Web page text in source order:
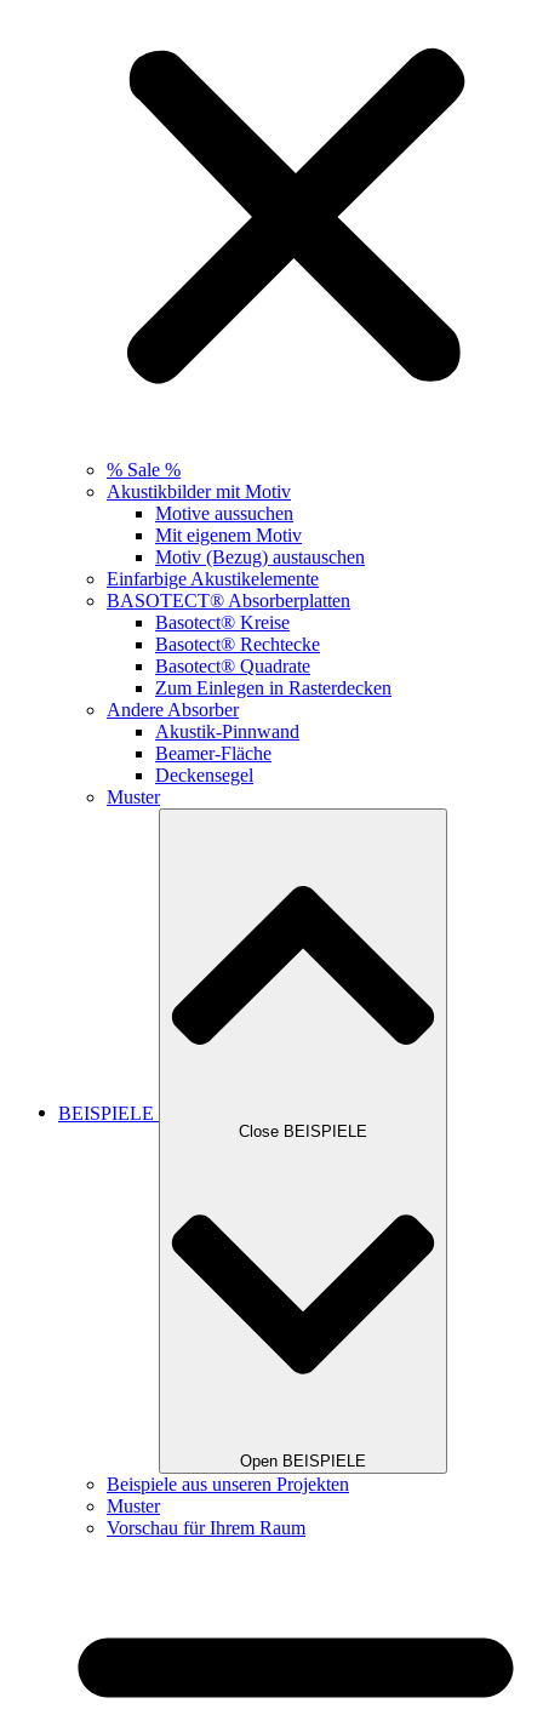
% Sale %
Akustikbilder mit Motiv
Motive aussuchen
Mit eigenem Motiv
Motiv (Bezug) austauschen
Einfarbige Akustikelemente
BASOTECT® Absorberplatten
Basotect® Kreise
Basotect® Rechtecke
Basotect® Quadrate
Zum Einlegen in Rasterdecken
Andere Absorber
Akustik-Pinnwand
Beamer-Fläche
Deckensegel
Muster
BEISPIELE
Close BEISPIELE
Open BEISPIELE
Beispiele aus unseren Projekten
Muster
Vorschau für Ihrem Raum